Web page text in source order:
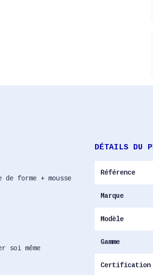
forme + mousse
soi même
DÉTAILS DU
Référence
Marque
Modèle
Gamme
Certification